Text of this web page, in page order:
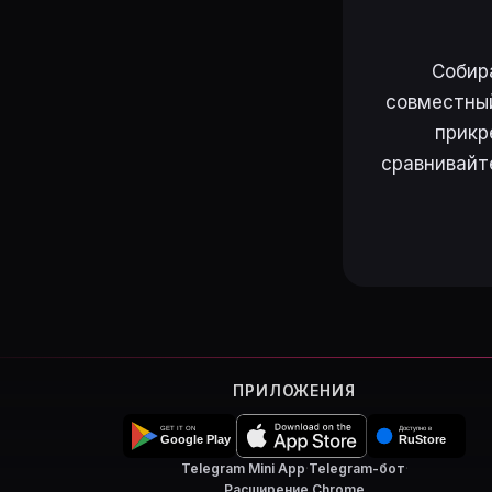
ПРИЛОЖЕНИЯ
Telegram Mini App·Telegram-бот·